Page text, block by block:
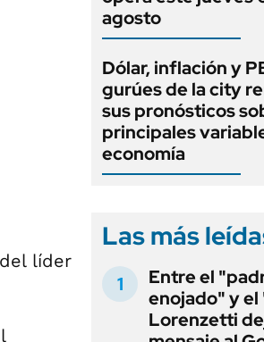
líder
agosto
Dólar, inflación y
gurúes de la city
sus pronósticos
principales
economía
Las más
Entre el
enojado" y el
Lorenzetti